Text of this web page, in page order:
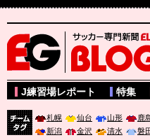
サッカー専門新聞ELGOLAZO web版
J練習場レポート 特集
札幌 仙台 山形 鹿
新潟
金沢 清水 磐